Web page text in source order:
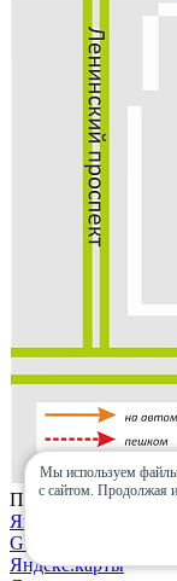
Проложить
Яндекс.карты
Google maps
Яндекс.карты
Мы используем
с сайтом. Продолжая